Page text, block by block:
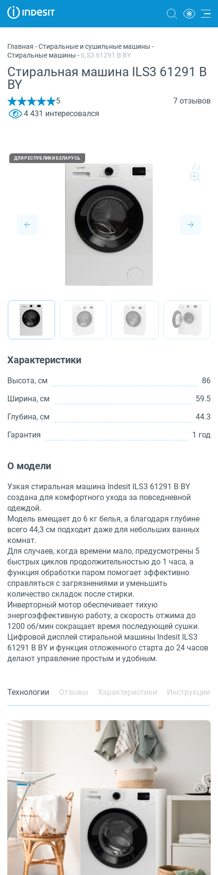
Морозильные камеры
Стиральные и сушильные машины
Посудомоечные машины
Плиты
Вытяжки
Микроволновые печи
О бренде
Главная -Стиральные и сушильные машины -
Стиральные машины - ILS3 61291 B BY
Стиральная машина ILS3 61291 B
BY
5
7 отзывов
4 431 интересовался
ДЛЯ РЕСПУБЛИКИ БЕЛАРУСЬ
Характеристики
Высота, см
86
Ширина, см
59.5
Глубина, см
44.3
Гарантия
1 год
О модели
Узкая стиральная машина Indesit ILS3 61291 B BY
создана для комфортного ухода за повседневной
одеждой.
Модель вмещает до 6 кг белья, а благодаря глубине
всего 44,3 см подходит даже для небольших ванных
комнат.
Для случаев, когда времени мало, предусмотрены 5
быстрых циклов продолжительностью до 1 часа, а
функция обработки паром помогает эффективно
справляться с загрязнениями и уменьшить
количество складок после стирки.
Инверторный мотор обеспечивает тихую
энергоэффективную работу, а скорость отжима до
1200 об/мин сокращает время последующей сушки.
Цифровой дисплей стиральной машины Indesit ILS3
61291 B BY и функция отложенного старта до 24 часов
делают управление простым и удобным.
Технологии Отзывы Характеристики Инструкции